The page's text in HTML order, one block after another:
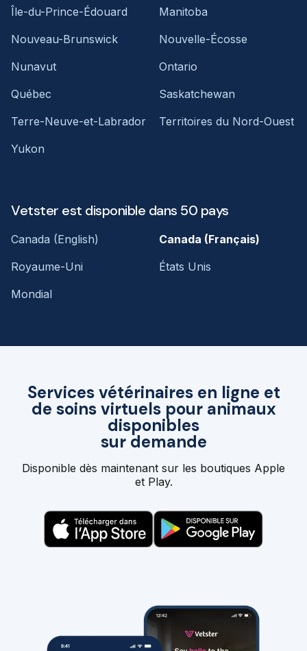
Services vétérinaires en ligne et
de soins virtuels pour animaux
disponibles
sur demande
Disponible dès maintenant sur les boutiques Apple
et Play.
Île-du-Prince-Édouard
Manitoba
Nouveau-Brunswick
Nouvelle-Écosse
Nunavut
Ontario
Québec
Saskatchewan
Terre-Neuve-et-Labrador
Territoires du Nord-Ouest
Yukon
Vetster est disponible dans 50 pays
Canada (English)
Canada (Français)
Royaume-Uni
États Unis
Mondial